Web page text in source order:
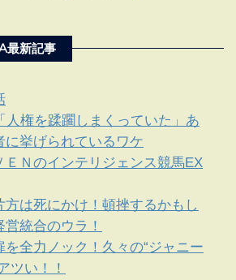
最新記事
人権を蹂躙しまくっていた」あ
に挙げられているワケ
ＥＮのインテリジェンス競馬EX
方は死にかけ！頓挫するかもし
統合のウラ！
を全力ノック！久々の“ジャニー
ツい！！